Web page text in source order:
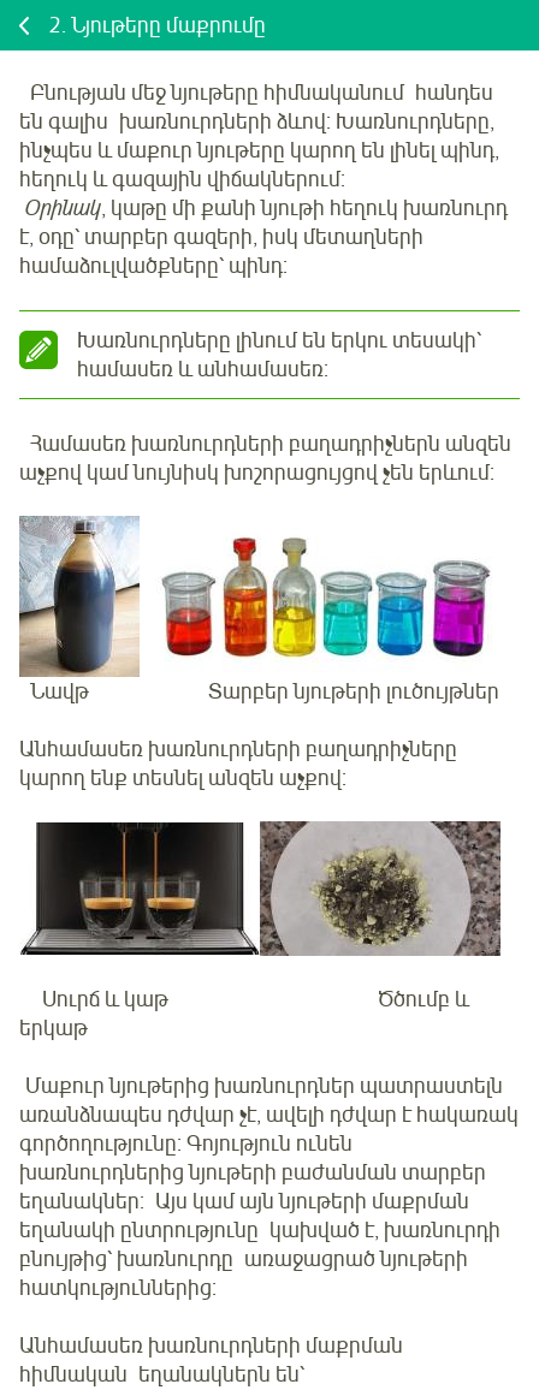
2. Նյութերը մաքրումը
Բնության մեջ նյութերը հիմնականում հանդես
են գալիս խառնուրդների ձևով: Խառնուրդները,
ինչպես և մաքուր նյութերը կարող են լինել պինդ,
հեղուկ և գազային վիճակներում:
Օրինակ, կաթը մի քանի նյութի հեղուկ խառնուրդ
է, օդը՝ տարբեր գազերի, իսկ մետաղների
համաձուլվածքները՝ պինդ:
Խառնուրդները լինում են երկու տեսակի՝
համասեռ և անհամասեռ:
Համասեռ խառնուրդների բաղադրիչներն անզեն
աչքով կամ նույնիսկ խոշորացույցով չեն երևում:
Նավթ Տարբեր նյութերի լուծույթներ
Անհամասեռ խառնուրդների բաղադրիչները
կարող ենք տեսնել անզեն աչքով:
Սուրճ և կաթ Ծծումբ և
երկաթ
Մաքուր նյութերից խառնուրդներ պատրաստելն
առանձնապես դժվար չէ, ավելի դժվար է հակառակ
գործողությունը: Գոյություն ունեն
խառնուրդներից նյութերի բաժանման տարբեր
եղանակներ: Այս կամ այն նյութերի մաքրման
եղանակի ընտրությունը կախված է, խառնուրդի
բնույթից՝ խառնուրդը առաջացրած նյութերի
հատկություններից:
Անհամասեռ խառնուրդների մաքրման
հիմնական եղանակներն են՝